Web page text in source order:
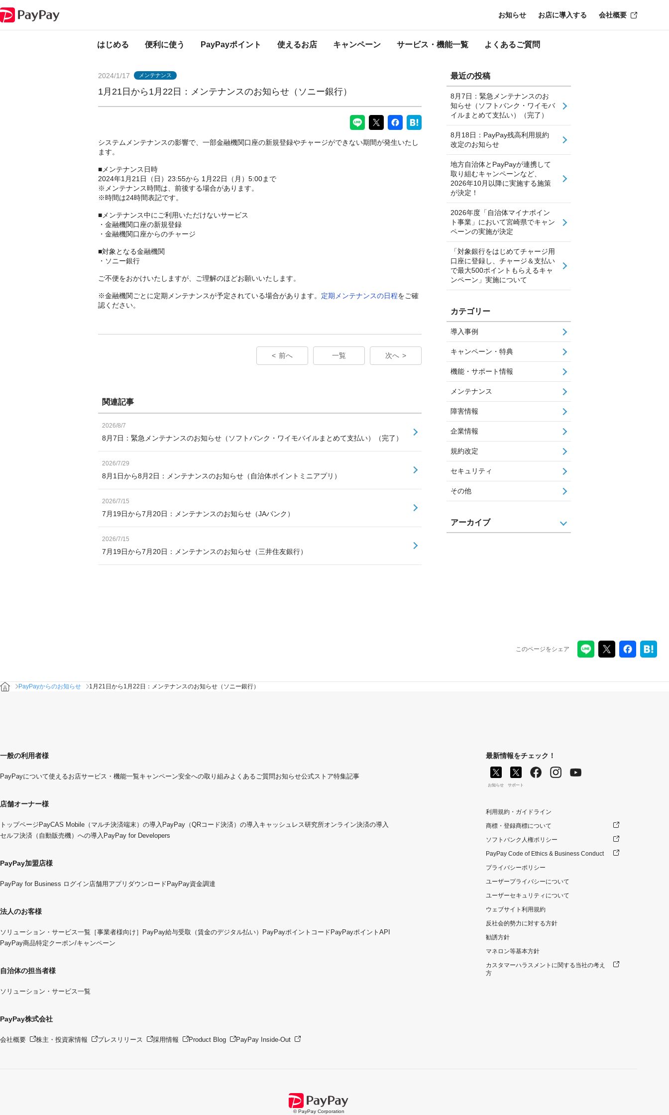
はじめる 便利に使う PayPayポイント 使えるお店 キャンペーン サービス・機能一覧 よくあるご質問
お知らせ お店に導入する 会社概要
PayPayからのお知らせ
2024/1/17 メンテナンス
1月21日から1月22日：メンテナンスのお知らせ（ソニー銀行）
システムメンテナンスの影響で、一部金融機関口座の新規登録やチャージができない期間が発生いたし
ます。
■メンテナンス日時
2024年1月21日（日）23:55から 1月22日（月）5:00まで
※メンテナンス時間は、前後する場合があります。
※時間は24時間表記です。
■メンテナンス中にご利用いただけないサービス
・金融機関口座の新規登録
・金融機関口座からのチャージ
■対象となる金融機関
・ソニー銀行
ご不便をおかけいたしますが、ご理解のほどお願いいたします。
※金融機関ごとに定期メンテナンスが予定されている場合があります。 定期メンテナンスの日程をご確
認ください。
前へ 一覧 次へ
関連記事
2026/8/7
8月7日：緊急メンテナンスのお知らせ（ソフトバンク・ワイモバイルまとめて支払い）（完了）
2026/7/29
8月1日から8月2日：メンテナンスのお知らせ（自治体ポイントミニアプリ）
2026/7/15
7月19日から7月20日：メンテナンスのお知らせ（JAバンク）
2026/7/15
7月19日から7月20日：メンテナンスのお知らせ（三井住友銀行）
最近の投稿
8月7日：緊急メンテナンスのお
知らせ（ソフトバンク・ワイモバ
イルまとめて支払い）（完了）
8月18日：PayPay残高利用規約
改定のお知らせ
地方自治体とPayPayが連携して
取り組むキャンペーンなど、
2026年10月以降に実施する施策
が決定！
2026年度「自治体マイナポイン
ト事業」において宮崎県でキャン
ペーンの実施が決定
「対象銀行をはじめてチャージ用
口座に登録し、チャージ＆支払い
で最大500ポイントもらえるキャ
ンペーン」実施について
カテゴリー
導入事例
キャンペーン・特典
機能・サポート情報
メンテナンス
障害情報
企業情報
規約改定
セキュリティ
その他
アーカイブ
このページをシェア
PayPayからのお知らせ 1月21日から1月22日：メンテナンスのお知らせ（ソニー銀行）
一般の利用者様
PayPayについて使えるお店サービス・機能一覧キャンペーン安全への取り組みよくあるご質問お知らせ公式ストア特集記事
店舗オーナー様
トップページ PayCAS Mobile（マルチ決済端末）の導入 PayPay（QRコード決済）の導入 キャッシュレス研究所オンライン決済の導入
セルフ決済（自動販売機）への導入 PayPay for Developers
PayPay加盟店様
PayPay for Business ログイン 店舗用アプリダウンロード PayPay資金調達
法人のお客様
ソリューション・サービス一覧 ［事業者様向け］PayPay給与受取（賃金のデジタル払い） PayPayポイントコード PayPayポイントAPI
PayPay商品特定クーポン/キャンペーン
自治体の担当者様
ソリューション・サービス一覧
PayPay株式会社
会社概要 株主・投資家情報 プレスリリース 採用情報 Product Blog PayPay Inside-Out
最新情報をチェック！
お知らせ サポート
利用規約・ガイドライン
商標・登録商標について
ソフトバンク人権ポリシー
PayPay Code of Ethics & Business Conduct
プライバシーポリシー
ユーザープライバシーについて
ユーザーセキュリティについて
ウェブサイト利用規約
反社会的勢力に対する方針
勧誘方針
マネロン等基本方針
カスタマーハラスメントに関する当社の考え
方
© PayPay Corporation